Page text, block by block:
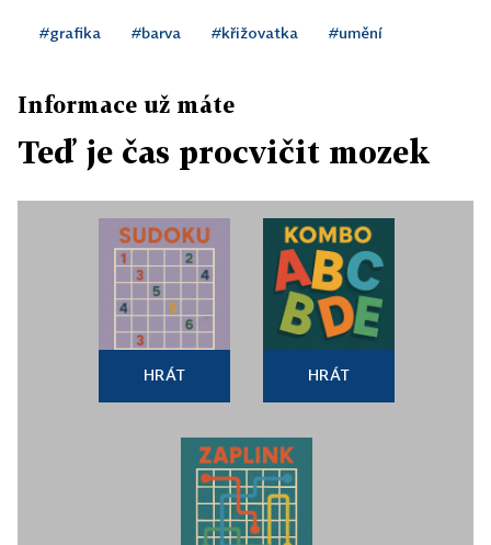
#grafika #barva #křižovatka #umění
Informace už máte
Teď je čas procvičit mozek
HRÁT HRÁT